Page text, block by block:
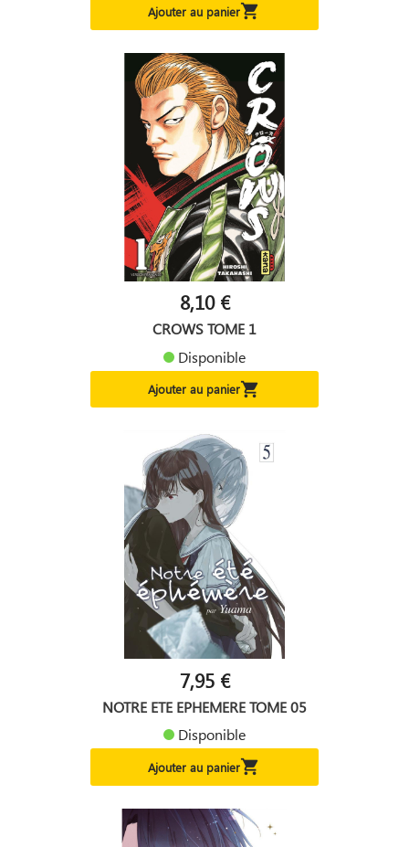
Ajouter au panier
8,10 €
CROWS TOME 1
Disponible
Ajouter au panier
7,95 €
NOTRE ETE EPHEMERE TOME 05
Disponible
Ajouter au panier